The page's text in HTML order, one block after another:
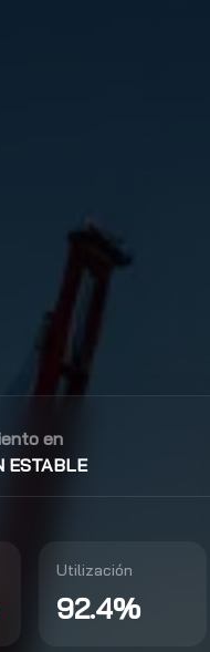
en
ESTABLE
Utilización
92.4%